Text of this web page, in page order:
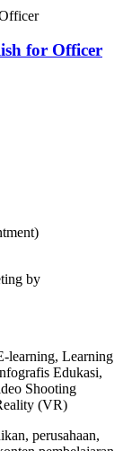
for Officer
by
learning, Learning
Edukasi,
Shooting
(VR)
perusahaan,